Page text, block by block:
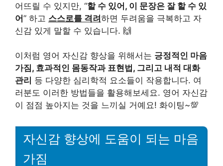
어뜨릴 수 있지만, “할 수 있어, 이 문장은 잘 할 수 있
어” 하고 스스로를 격려하면 두려움을 극복하고 자
신감 있게 말할 수 있습니다. 🙌
이처럼 영어 자신감 향상을 위해서는 긍정적인 마음
가짐, 효과적인 몸동작과 표현법, 그리고 내적 대화
관리 등 다양한 심리학적 요소들이 작용합니다. 여
러분도 이러한 방법들을 활용해보세요. 영어 자신감
이 점점 높아지는 것을 느끼실 거예요! 화이팅~💯
자신감 향상에 도움이 되는 마음
가짐